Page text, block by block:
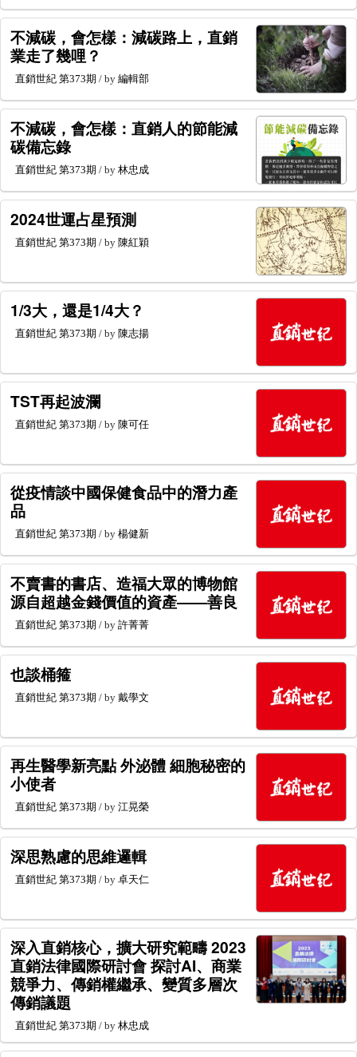
不減碳，會怎樣：減碳路上，直銷
業走了幾哩？
直銷世紀 第373期 / by 編輯部
不減碳，會怎樣：直銷人的節能減
碳備忘錄
直銷世紀 第373期 / by 林忠成
2024世運占星預測
直銷世紀 第373期 / by 陳紅穎
1/3大，還是1/4大？
直銷世紀 第373期 / by 陳志揚
TST再起波瀾
直銷世紀 第373期 / by 陳可任
從疫情談中國保健食品中的潛力產
品
直銷世紀 第373期 / by 楊健新
不賣書的書店、造福大眾的博物館
源自超越金錢價值的資產——善良
直銷世紀 第373期 / by 許菁菁
也談桶箍
直銷世紀 第373期 / by 戴學文
再生醫學新亮點 外泌體 細胞秘密的
小使者
直銷世紀 第373期 / by 江晃榮
深思熟慮的思維邏輯
直銷世紀 第373期 / by 卓天仁
深入直銷核心，擴大研究範疇 2023
直銷法律國際研討會 探討AI、商業
競爭力、傳銷權繼承、變質多層次
傳銷議題
直銷世紀 第373期 / by 林忠成